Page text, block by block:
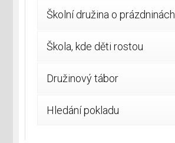
Školní družina o prázdninách
Škola, kde děti rostou
Družinový tábor
Hledání pokladu